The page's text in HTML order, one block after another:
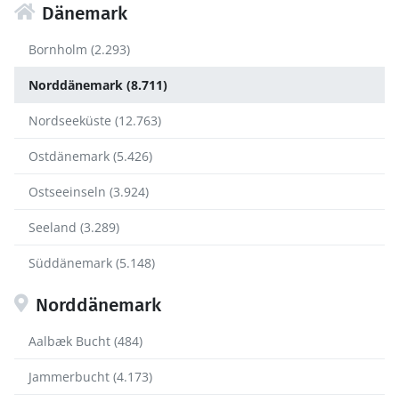
Dänemark
Bornholm (2.293)
Norddänemark (8.711)
Nordseeküste (12.763)
Ostdänemark (5.426)
Ostseeinseln (3.924)
Seeland (3.289)
Süddänemark (5.148)
Norddänemark
Aalbæk Bucht (484)
Jammerbucht (4.173)